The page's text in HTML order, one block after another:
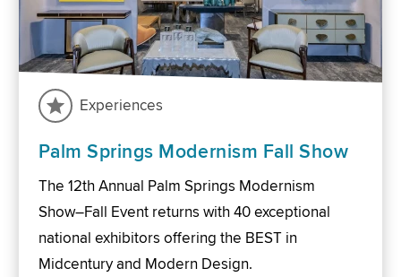
Experiences
Palm Springs Modernism Fall Show
The 12th Annual Palm Springs Modernism
Show–Fall Event returns with 40 exceptional
national exhibitors offering the BEST in
Midcentury and Modern Design.